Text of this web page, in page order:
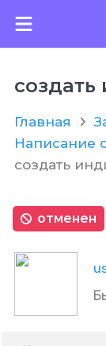
создать
Главная
Написание
создать
отменен